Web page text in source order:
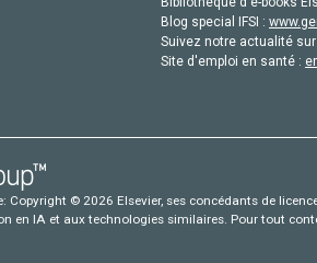
Blog special IFSI :
Suivez notre actualité
Site d'emploi en santé :
Copyright © 2026 Elsevier, ses concédants de
en IA et aux technologies similaires. Pour tout